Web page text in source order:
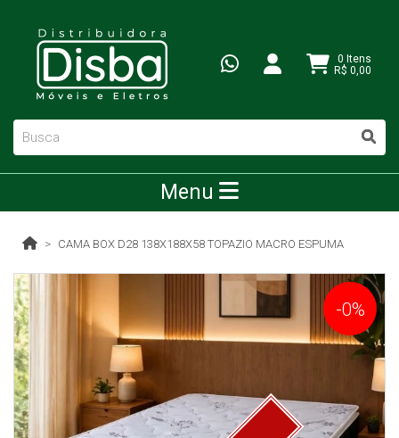
0 Itens
R$ 0,00
Menu
CAMA BOX D28 138X188X58 TOPAZIO MACRO ESPUMA
-0%